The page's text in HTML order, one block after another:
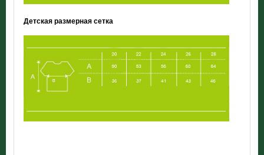
Детская размерная сетка